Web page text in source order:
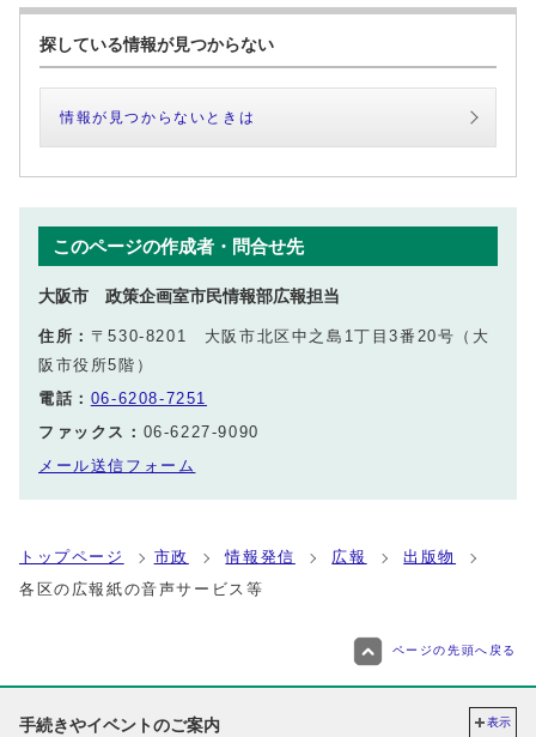
探している情報が見つからない
情報が見つからないときは
このページの作成者・問合せ先
大阪市 政策企画室市民情報部広報担当
住所： 〒530-8201 大阪市北区中之島1丁目3番20号（大
阪市役所5階）
電話： 06-6208-7251
ファックス： 06-6227-9090
メール送信フォーム
トップページ 市政 情報発信 広報
出版物
各区の広報紙の音声サービス等
ページの先頭へ戻る
手続きやイベントのご案内 表示